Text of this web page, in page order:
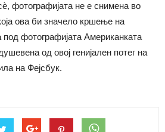
фотографијата не е снимена во
ова би значело кршење на
фотографијата Американката
од овој генијален потег на
на Фејсбук.